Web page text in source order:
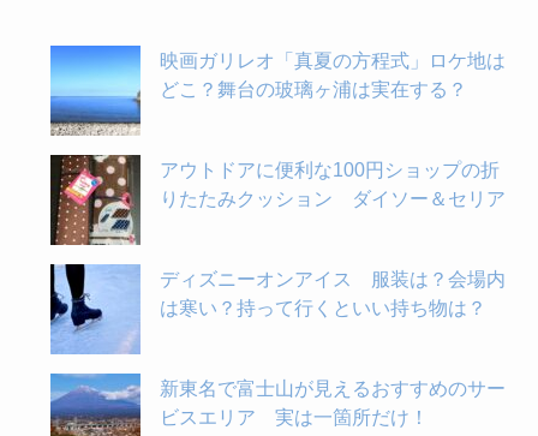
映画ガリレオ「真夏の方程式」ロケ地は
どこ？舞台の玻璃ヶ浦は実在する？
アウトドアに便利な100円ショップの折
りたたみクッション ダイソー＆セリア
ディズニーオンアイス 服装は？会場内
は寒い？持って行くといい持ち物は？
新東名で富士山が見えるおすすめのサー
ビスエリア 実は一箇所だけ！